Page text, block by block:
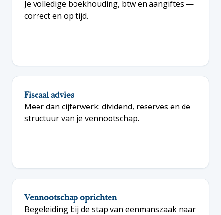
Je volledige boekhouding, btw en aangiftes —
correct en op tijd.
Fiscaal advies
Meer dan cijferwerk: dividend, reserves en de
structuur van je vennootschap.
Vennootschap oprichten
Begeleiding bij de stap van eenmanszaak naar